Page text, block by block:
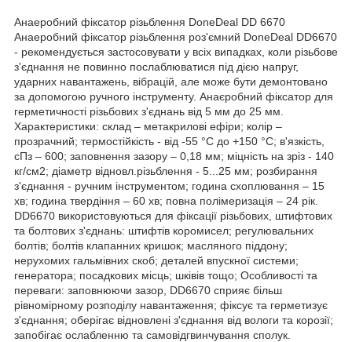
Анаеробний фіксатор різьблення DoneDeal DD 6670
Анаеробний фіксатор різьблення роз'ємний DoneDeal DD6670
- рекомендується застосовувати у всіх випадках, коли різьбове
з'єднання не повинно послаблюватися під дією напруг,
ударних навантажень, вібрацій, але може бути демонтовано
за допомогою ручного інструменту. Анаєробний фіксатор для
герметичності різьбових з'єднань від 5 мм до 25 мм.
Характеристики: склад – метакрилові ефіри; колір –
прозрачний; термостійкість - від -55 °С до +150 °С; в'язкість,
сПз – 600; заповнення зазору – 0,18 мм; міцність на зріз - 140
кг/см2; діаметр відновл.різьблення - 5...25 мм; розбирання
з'єднання - ручним інструментом; година схоплювання – 15
хв; година твердіння – 60 хв; повна полімеризація – 24 рік.
DD6670 використовуються для фіксації різьбових, штифтових
та болтових з'єднань: штифтів коромисел; регулювальних
болтів; болтів клапанних кришок; масляного піддону;
нерухомих гальмівних скоб; деталей впускної системи;
генератора; посадкових місць; шківів тощо; Особливості та
переваги: заповнюючи зазор, DD6670 сприяє більш
рівномірному розподілу навантаження; фіксує та герметизує
з'єднання; оберігає відновлені з'єднання від вологи та корозії;
запобігає ослабленню та самовідгвинчування сполук.